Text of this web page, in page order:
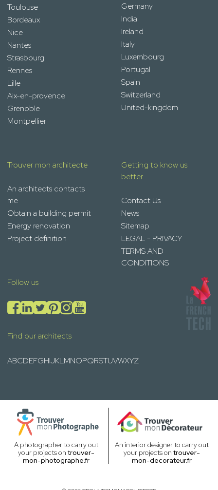
Toulouse
Bordeaux
Nice
Nantes
Strasbourg
Rennes
Lille
Aix-en-provence
Grenoble
Montpellier
Germany
India
Ireland
Italy
Luxembourg
Portugal
Spain
Switzerland
United-kingdom
Trouver mon architecte
An architects contacts
me
Obtain a building permit
Energy renovation
Project definition
Getting to know us
better
Contact Us
News
Sitemap
LEGAL - PRIVACY
TERMS AND
CONDITIONS
Follow us
Find our architects
ABCDEFGHIJKLMNOPQRSTUVWXYZ
A photographer to carry out
your projects on trouver-
mon-photographe.fr
An interior designer to carry out
your projects on trouver-
mon-decorateur.fr